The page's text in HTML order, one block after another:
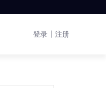
登录 注册